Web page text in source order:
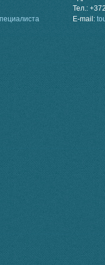
Тел.:
E-mail: